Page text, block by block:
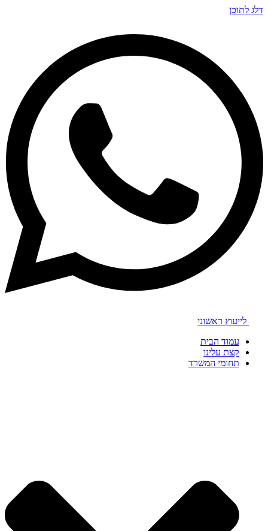
דלג לתוכן
לייעוץ ראשוני
עמוד הבית
קצת עלינו
תחומי המשרד